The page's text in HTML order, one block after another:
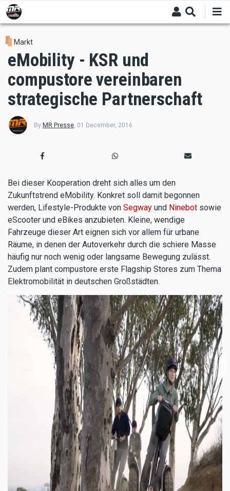
Skip
to
main
content
Markt
eMobility - KSR und
compustore vereinbaren
strategische Partnerschaft
By MR Presse, 01 December, 2016
Bei dieser Kooperation dreht sich alles um den
Zukunftstrend eMobility. Konkret soll damit begonnen
werden, Lifestyle-Produkte von Segway und Ninebot sowie
eScooter und eBikes anzubieten. Kleine, wendige
Fahrzeuge dieser Art eignen sich vor allem für urbane
Räume, in denen der Autoverkehr durch die schiere Masse
häufig nur noch wenig oder langsame Bewegung zulässt.
Zudem plant compustore erste Flagship Stores zum Thema
Elektromobilität in deutschen Großstädten.